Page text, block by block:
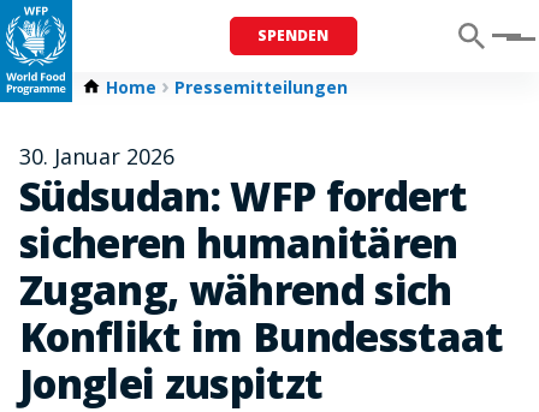
SPENDEN Menu
Home Pressemitteilungen
30. Januar 2026
Südsudan: WFP fordert
sicheren humanitären
Zugang, während sich
Konflikt im Bundesstaat
Jonglei zuspitzt